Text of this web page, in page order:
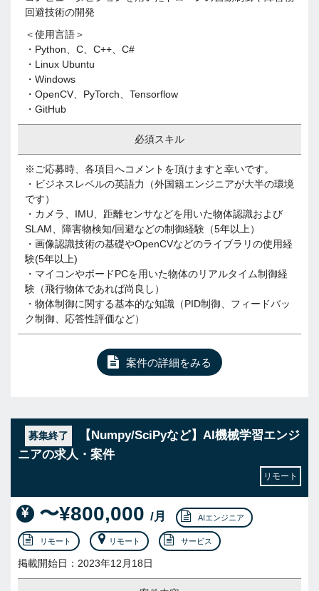
回避技術の開発
＜使用言語＞
・Python、C、C++、C#
・Linux Ubuntu
・Windows
・OpenCV、PyTorch、Tensorflow
・GitHub
必須スキル
※ご応募時、各項目へコメントを頂けますと幸いです。
・ビジネスレベルの英語力（外国籍エンジニアが大半の環境
です）
・カメラ、IMU、距離センサなどを用いた物体認識および
SLAM、障害物検知/回避などの制御経験（5年以上）
・画像認識技術の基礎やOpenCVなどのライブラリの使用経
験(5年以上)
・マイコンやボードPCを用いた物体のリアルタイム制御経
験（飛行物体であれば尚良し）
・物体制御に関する基本的な知識（PID制御、フィードバッ
ク制御、応答性評価など）
案件の詳細をみる
募集終了
【Numpy/SciPyなど】AI機械学習エンジ
ニアの求人・案件
リモート
〜¥800,000 /月 AIエンジニア
リモート リモート サービス
掲載開始日：2023年12月18日